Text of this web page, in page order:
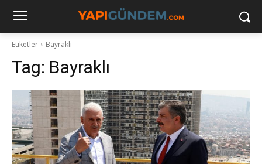
Etiketler Bayraklı
Tag: Bayraklı